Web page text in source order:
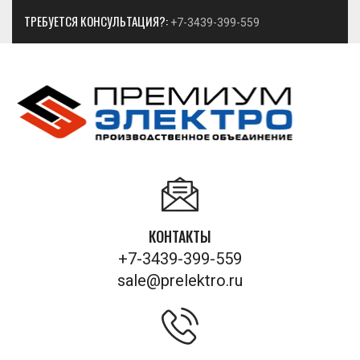
ТРЕБУЕТСЯ КОНСУЛЬТАЦИЯ?: +7-3439-399-559
КОНТАКТЫ
+7-3439-399-559
sale@prelektro.ru